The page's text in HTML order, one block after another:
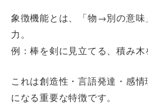
象徴機能とは、「物→別の意味
力。
例：棒を剣に見立てる、積み木
これは創造性・言語発達・感
になる重要な特徴です。